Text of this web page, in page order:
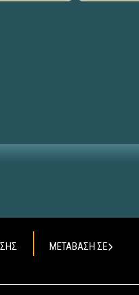
ΜΕΤΑΒΑΣΗ ΣΕ